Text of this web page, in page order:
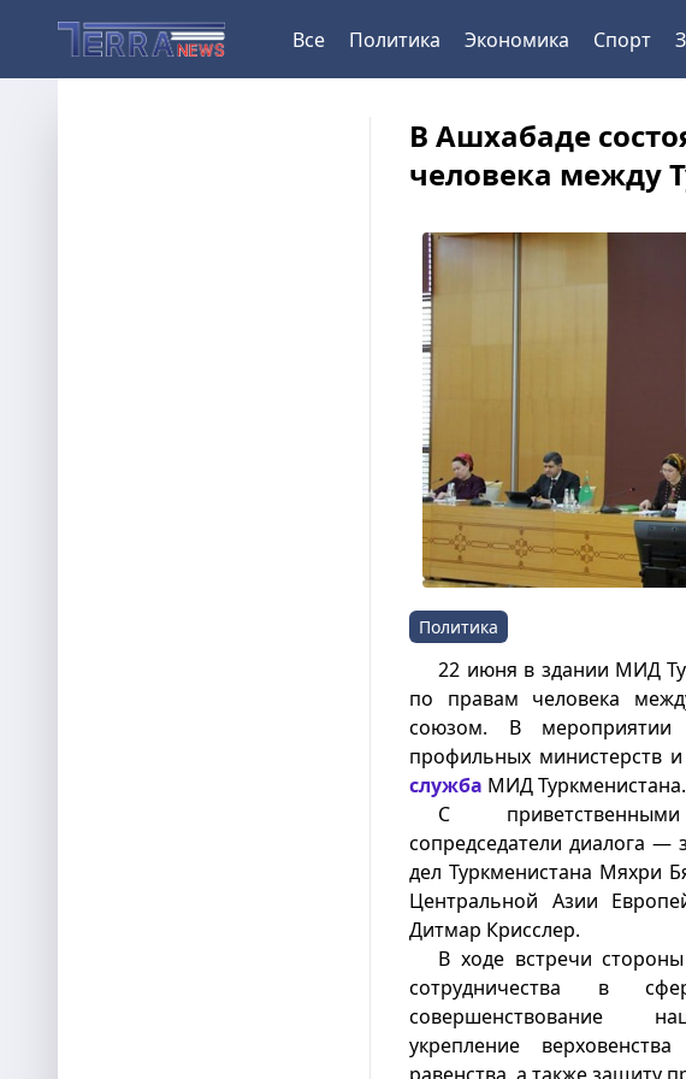
Все Политика Экономика Спорт
В Ашхабаде
человека между
Политика
22 июня в здании МИД
по правам человека
союзом. В мероприятии
профильных министерств
служба МИД Туркменистана.
С
сопредседатели диалога —
дел Туркменистана Мяхри
Центральной Азии
Дитмар Крисслер.
В ходе встречи
сотрудничества в
совершенствование
укрепление